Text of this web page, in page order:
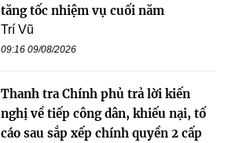
tăng tốc nhiệm vụ cuối năm
Trí Vũ
09:16 09/08/2026
Thanh tra Chính phủ trả lời kiến
nghị về tiếp công dân, khiếu nại, tố
cáo sau sắp xếp chính quyền 2 cấp